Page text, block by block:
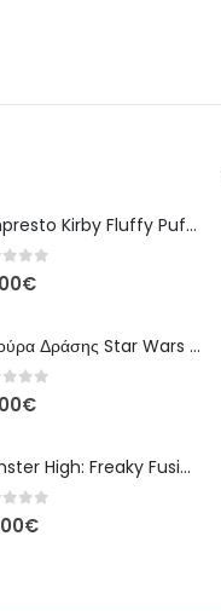
Banpresto Kirby Fluffy Puffy Mine Break Time Φιγούρα – Α' Έκδοση
of 5
€
Φιγούρα Δράσης Star Wars The Black Series Imperial Remnant Stormtrooper #05
of 5
€
Monster High: Freaky Fusion | Lagoonafire Κούκλα Mattel 2013 - 28εκ
of 5
€